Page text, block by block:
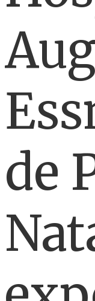
de